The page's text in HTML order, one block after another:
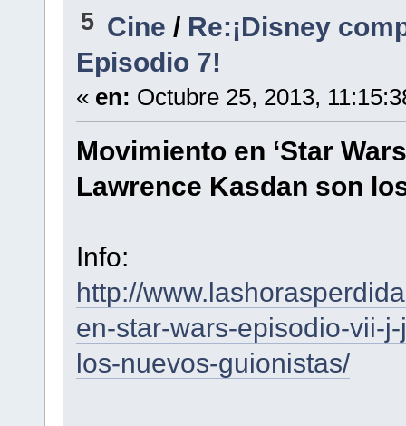
5 Cine/ Re:¡Disney
Episodio 7!
« en: Octubre 25, 2013,
Movimiento en ‘Star
Lawrence Kasdan son
Info:
http://
en-star-wars-episodio-vii-
los-nuevos-guionistas/